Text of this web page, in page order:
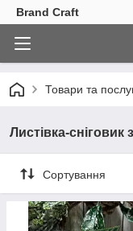
Brand Craft
Товари та
Листівка-
Сортування